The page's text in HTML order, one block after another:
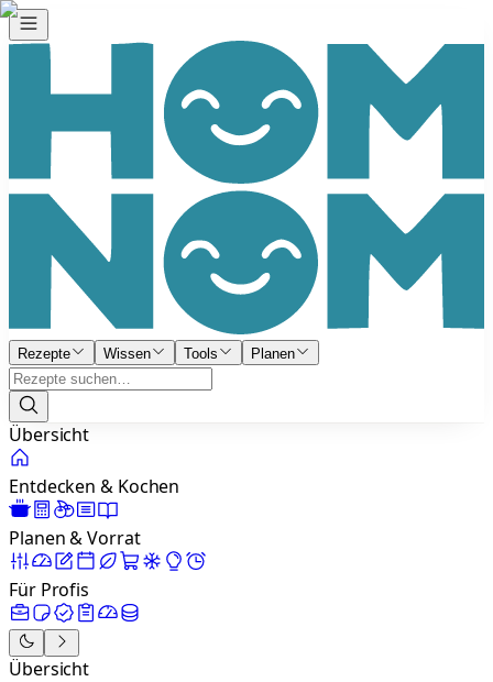
Rezepte Wissen Tools Planen
Übersicht
Entdecken & Kochen
Planen & Vorrat
Für Profis
Übersicht